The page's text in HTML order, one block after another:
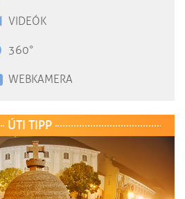
VIDEÓK
360°
WEBKAMERA
ÚTI TIPP